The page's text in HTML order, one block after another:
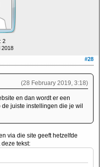
2
2018
#28
(28 February 2019, 3:18)
en dan wordt er een
juiste instellingen die je wil
via die site geeft hetzelfde
tekst: